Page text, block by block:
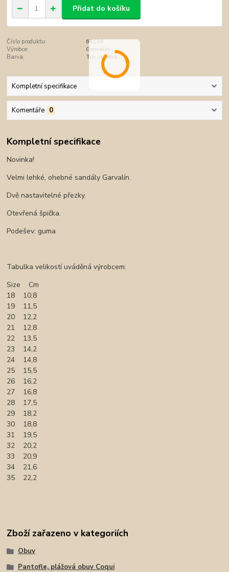
Přidat do košíku
Číslo produktu:
64100
Výrobce:
Garvalín
Barva:
Tm. modrá
Kompletní specifikace
Komentáře 0
Kompletní specifikace
Novinka!
Velmi lehké, ohebné sandály Garvalín.
Dvě nastavitelné přezky.
Otevřená špička.
Podešev: guma
Tabulka velikostí uváděná výrobcem:
Size Cm
18 10,8
19 11,5
20 12,2
21 12,8
22 13,5
23 14,2
24 14,8
25 15,5
26 16,2
27 16,8
28 17,5
29 18,2
30 18,8
31 19,5
32 20,2
33 20,9
34 21,6
35 22,2
Zboží zařazeno v kategoriích
Obuv
Pantofle, plážová obuv Coqui